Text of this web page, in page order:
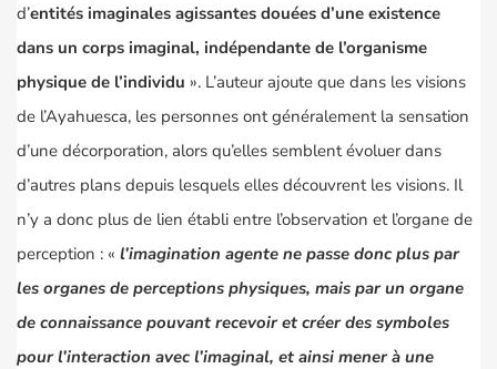
d’entités imaginales agissantes douées d’une existence
dans un corps imaginal, indépendante de l’organisme
physique de l’individu ». L’auteur ajoute que dans les visions
de l’Ayahuesca, les personnes ont généralement la sensation
d’une décorporation, alors qu’elles semblent évoluer dans
d’autres plans depuis lesquels elles découvrent les visions. Il
n’y a donc plus de lien établi entre l’observation et l’organe de
perception : « l’imagination agente ne passe donc plus par
les organes de perceptions physiques, mais par un organe
de connaissance pouvant recevoir et créer des symboles
pour l’interaction avec l’imaginal, et ainsi mener à une